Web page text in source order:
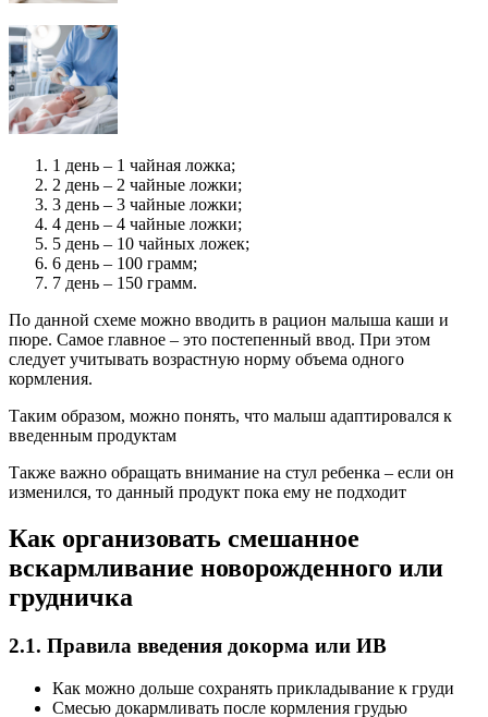
1 день – 1 чайная ложка;
2 день – 2 чайные ложки;
3 день – 3 чайные ложки;
4 день – 4 чайные ложки;
5 день – 10 чайных ложек;
6 день – 100 грамм;
7 день – 150 грамм.
По данной схеме можно вводить в рацион малыша каши и
пюре. Самое главное – это постепенный ввод. При этом
следует учитывать возрастную норму объема одного
кормления.
Таким образом, можно понять, что малыш адаптировался к
введенным продуктам
Также важно обращать внимание на стул ребенка – если он
изменился, то данный продукт пока ему не подходит
Как организовать смешанное
вскармливание новорожденного или
грудничка
2.1. Правила введения докорма или ИВ
Как можно дольше сохранять прикладывание к груди
Смесью докармливать после кормления грудью